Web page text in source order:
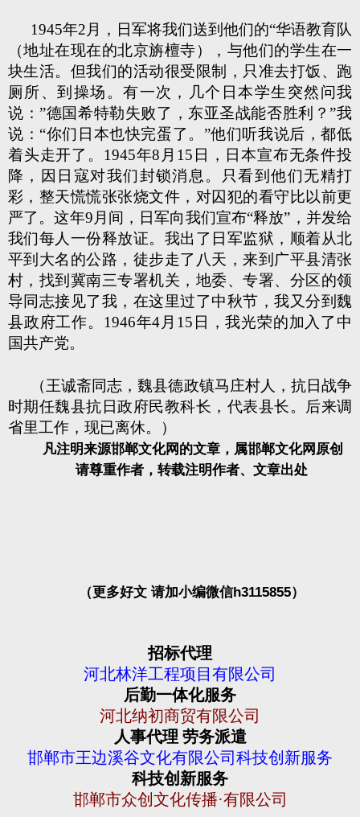
1945年2月，日军将我们送到他们的“华语教育队
（地址在现在的北京旃檀寺），与他们的学生在一
块生活。但我们的活动很受限制，只准去打饭、跑
厕所、到操场。有一次，几个日本学生突然问我
说：”德国希特勒失败了，东亚圣战能否胜利？”我
说：“你们日本也快完蛋了。”他们听我说后，都低
着头走开了。1945年8月15日，日本宣布无条件投
降，因日寇对我们封锁消息。只看到他们无精打
彩，整天慌慌张张烧文件，对囚犯的看守比以前更
严了。这年9月间，日军向我们宣布“释放”，并发给
我们每人一份释放证。我出了日军监狱，顺着从北
平到大名的公路，徒步走了八天，来到广平县清张
村，找到冀南三专署机关，地委、专署、分区的领
导同志接见了我，在这里过了中秋节，我又分到魏
县政府工作。1946年4月15日，我光荣的加入了中
国共产党。
（王诚斋同志，魏县德政镇马庄村人，抗日战争
时期任魏县抗日政府民教科长，代表县长。后来调
省里工作，现已离休。）
凡注明来源邯郸文化网的文章，属邯郸文化网原创
请尊重作者，转载注明作者、文章出处
（更多好文 请加小编微信h3115855）
招标代理
河北林洋工程项目有限公司
后勤一体化服务
河北纳初商贸有限公司
人事代理 劳务派遣
邯郸市王边溪谷文化有限公司科技创新服务
科技创新服务
邯郸市众创文化传播·有限公司